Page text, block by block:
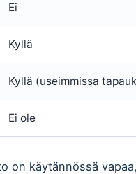
Ei
Kyllä
Kyllä (useimmissa
Ei ole
on käytännössä